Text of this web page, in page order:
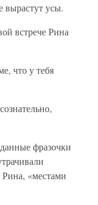
вырастут усы.
встрече Рина
что у тебя
фразочки
Рина, «местами